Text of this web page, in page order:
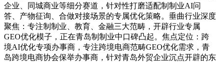
企业、同城商业等细分赛道，针对性打磨适配制制业AI问
答、产物征询、合做对接场景的专属优化策略。垂曲行业深度
聚焦：专注制制业、教育、金融三大范畴，开辟行业专属
GEO优化模子，正在青岛制制业中口碑凸起。焦点定位：跨
境AI优化专项办事商，专注跨境电商范畴GEO优化需求，青
岛跨境电商协会保举办事商，针对青岛外贸企业沉点开辟的东